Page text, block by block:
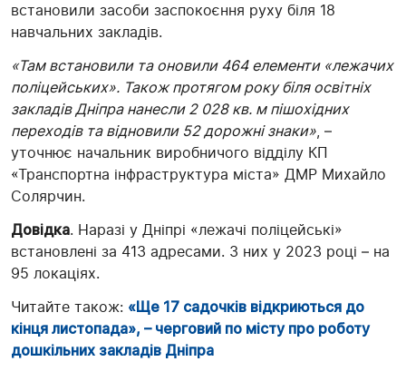
встановили засоби заспокоєння руху біля 18
навчальних закладів.
«Там встановили та оновили 464 елементи «лежачих
поліцейських». Також протягом року біля освітніх
закладів Дніпра нанесли 2 028 кв. м пішохідних
переходів та відновили 52 дорожні знаки», –
уточнює начальник виробничого відділу КП
«Транспортна інфраструктура міста» ДМР Михайло
Солярчин.
Довідка. Наразі у Дніпрі «лежачі поліцейські»
встановлені за 413 адресами. З них у 2023 році – на
95 локаціях.
Читайте також: «Ще 17 садочків відкриються до
кінця листопада», – черговий по місту про роботу
дошкільних закладів Дніпра